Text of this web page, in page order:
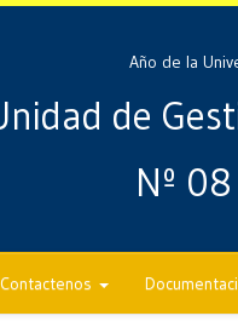
Año de la
de
Nº
Contactenos